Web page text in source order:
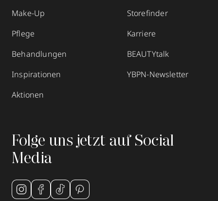
Make-Up
Pflege
Behandlungen
Inspirationen
Aktionen
Storefinder
Karriere
BEAUTYtalk
YBPN-Newsletter
Folge uns jetzt auf Social
Media